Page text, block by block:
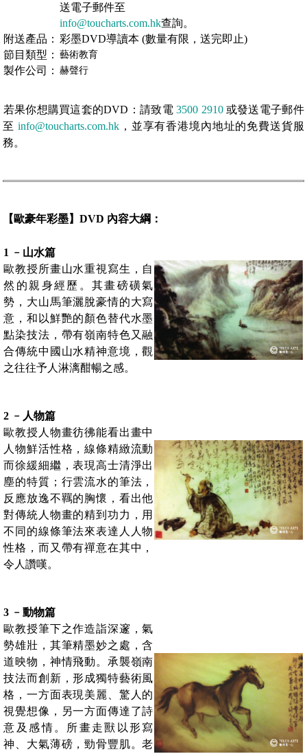
送電子郵件至
info@toucharts.com.hk查詢。
附送產品： 彩墨DVD導讀本 (數量有限，送完即止)
節目類型：
藝術教育
製作公司： 赫聲行
若果你想購買這套的DVD：請致電3500 2910或發送電子郵件
至info@toucharts.com.hk ，並享有香港境內地址的免費送貨服
務。
【歐豪年彩墨】DVD 內容大綱：
1 ﹣山水篇
歐教授所畫山水重視寫生，自
然的親身經歷。其畫磅磺氣
勢，大山馬筆灑脫豪情的大寫
意，和以鮮艷的顏色替代水墨
點染技法，帶有嶺南特色又融
合傳統中國山水精神意境，觀
之往往予人淋漓酣暢之感。
2 ﹣人物篇
歐教授人物畫彷彿能看出畫中
人物鮮活性格，線條精緻流動
而徐緩細繼，表現高士清淨出
塵的特質；行雲流水的筆法，
反應放逸不羈的胸懷，看出他
對傳統人物畫的精到功力，用
不同的線條筆法來表達⼈人物
性格，而又帶有禪意在其中，
令人讚嘆。
3 ﹣動物篇
歐教授筆下之作造詣深邃，氣
勢雄壯，其筆精墨妙之處，含
道映物，神情飛動。承襲嶺南
技法而創新，形成獨特藝術風
格，一方面表現美麗、驚人的
視覺想像，另一方面傳達了詩
意及感情。所畫走獸以形寫
神、大氣薄磅，勁骨豐肌。老